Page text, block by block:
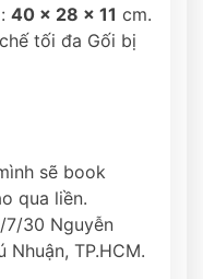
:40 x 28 x 11 cm.
tối đa Gối bị
sẽ book
qua liền.
30 Nguyễn
Nhuận, TP.HCM.